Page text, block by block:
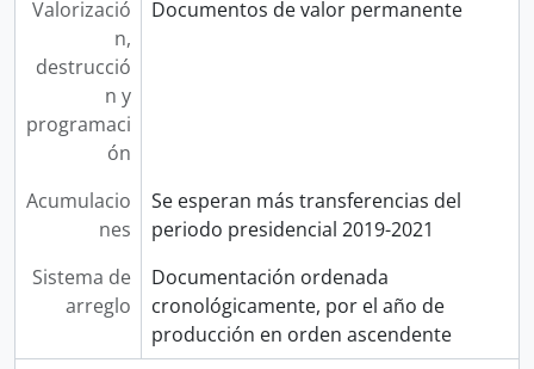
Valorizació
n,
destrucció
n y
programaci
ón
Documentos de valor permanente
Acumulacio
nes
Se esperan más transferencias del
periodo presidencial 2019-2021
Sistema de
arreglo
Documentación ordenada
cronológicamente, por el año de
producción en orden ascendente